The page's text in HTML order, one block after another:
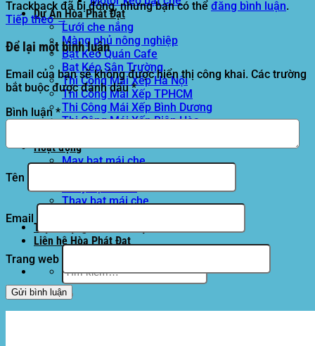
Dự Án Hòa Phát Đạt
Lưới che nắng
Màng phủ nông nghiệp
Bạt Kéo Quán Cafe
Bạt Kéo Sân Trường
Thi Công Mái Xếp Hà Nội
Thi Công Mái Xếp TPHCM
Thi Công Mái Xếp Bình Dương
Thi Công Mái Xếp Biên Hòa
Hoạt động
May bạt mái che
Thay bạt áo dù
Thay bạt mái che
Tuyển Dụng Hòa Phát Đạt
Liên hệ Hòa Phát Đạt
kiếm:
Trackback đã bị đóng, nhưng bạn có thể đăng bình luận.
Tiếp theo→
Để lại một bình luận
Email của bạn sẽ không được hiển thị công khai. Các trường
bắt buộc được đánh dấu*
Bình luận*
Tên
Email
Trang web